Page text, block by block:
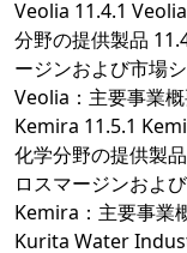
Veolia 11.4.1
分野の提供製品
ージンおよび市場
Veolia：主要事業
Kemira 11.5.1
化学分野の提供製
ロスマージンおよ
Kemira：主要事業
Kurita Water